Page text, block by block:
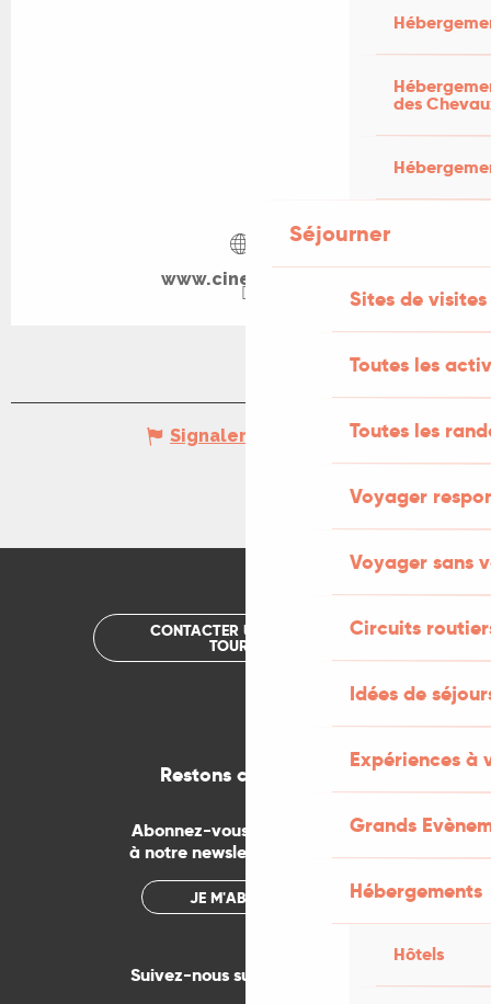
des
Séjourner
Sites de visites
Toutes les
Toutes les
Voyager
Voyager sans
Circuits
Idées de
Expériences à
Grands
Hébergements
Hôtels
www.cine-lot.com
Signaler une erreur
CONTACTER UN OFFICE DE
TOURISME
Restons connectés
Abonnez-vous gratuitement
à notre newsletter mensuelle
JE M'ABONNE
Suivez-nous sur les réseaux !